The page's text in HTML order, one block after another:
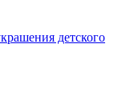
детского